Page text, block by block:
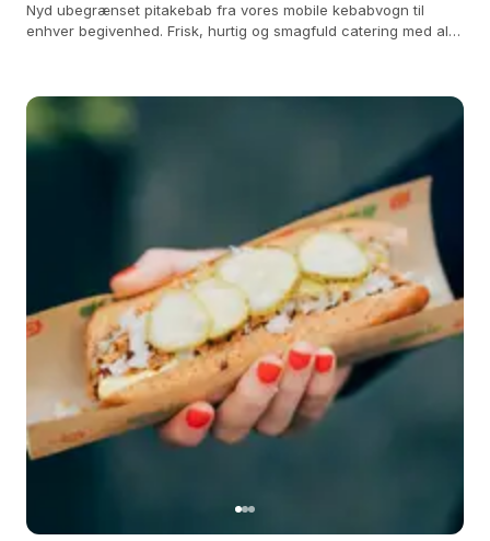
Nyd ubegrænset pitakebab fra vores mobile kebabvogn til
enhver begivenhed. Frisk, hurtig og smagfuld catering med alt